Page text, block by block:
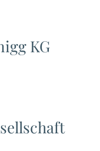
KG